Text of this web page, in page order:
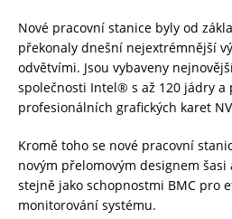
Nové pracovní stanice byly od
překonaly dnešní nejextrémnější
odvětvími. Jsou vybaveny
společnosti Intel® s až 120 jádry a
profesionálních grafických karet
Kromě toho se nové pracovní
novým přelomovým designem
stejně jako schopnostmi BMC pro
monitorování systému.